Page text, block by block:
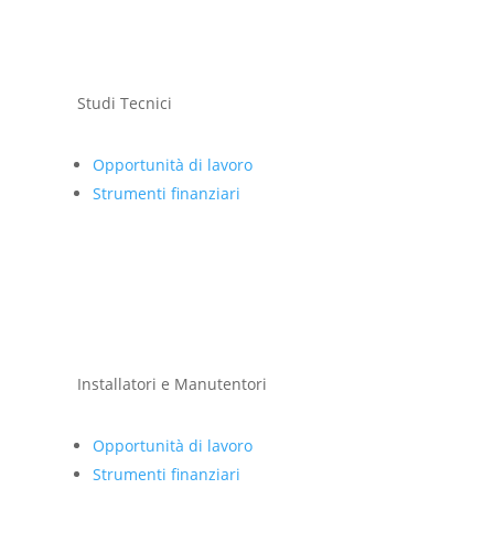
Studi Tecnici
Opportunità di lavoro
Strumenti finanziari
Installatori e Manutentori
Opportunità di lavoro
Strumenti finanziari